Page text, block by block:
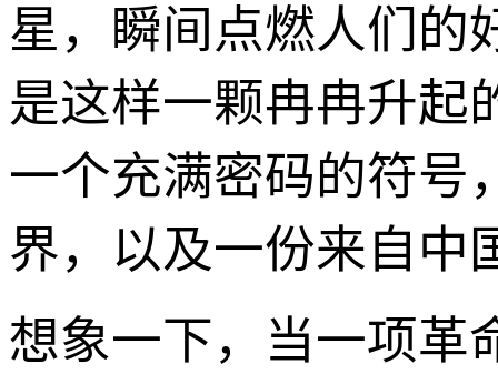
星，瞬间点燃人们的
是这样一颗冉冉升起
一个充满密码的符号
界，以及一份来自中
想象一下，当一项革